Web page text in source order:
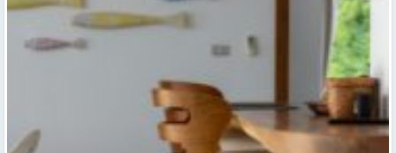
Kā bāra krēsli papildina virtuves vai bāra zonu